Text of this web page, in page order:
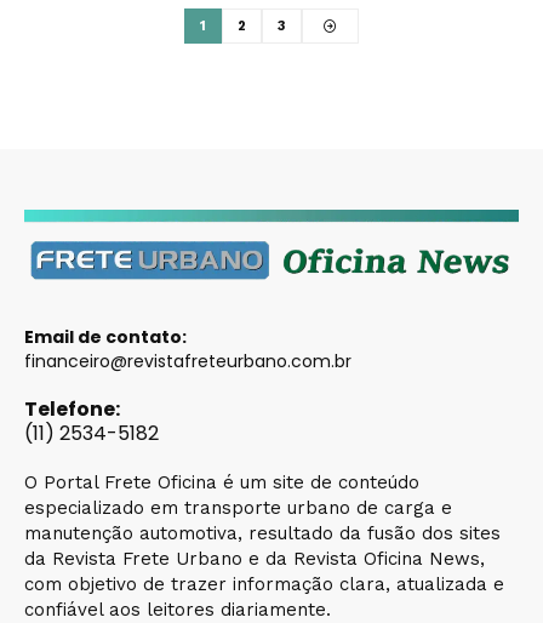
1 2 3
Email de contato:
financeiro@revistafreteurbano.com.br
Telefone:
(11) 2534-5182
O Portal Frete Oficina é um site de conteúdo
especializado em transporte urbano de carga e
manutenção automotiva, resultado da fusão dos sites
da Revista Frete Urbano e da Revista Oficina News,
com objetivo de trazer informação clara, atualizada e
confiável aos leitores diariamente.